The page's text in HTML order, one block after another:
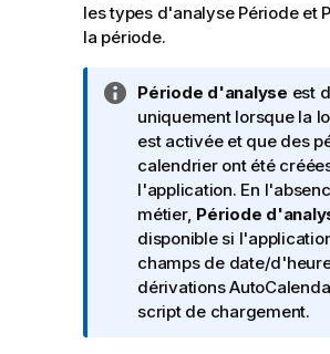
les types d'analyse Période et
la période.
N
o
t
e
I
n
f
o
r
m
Période d'analyse est
uniquement lorsque la
est activée et que des
calendrier ont été
l'application. En
métier, Période
disponible si
champs de date/
dérivations
script de chargement.